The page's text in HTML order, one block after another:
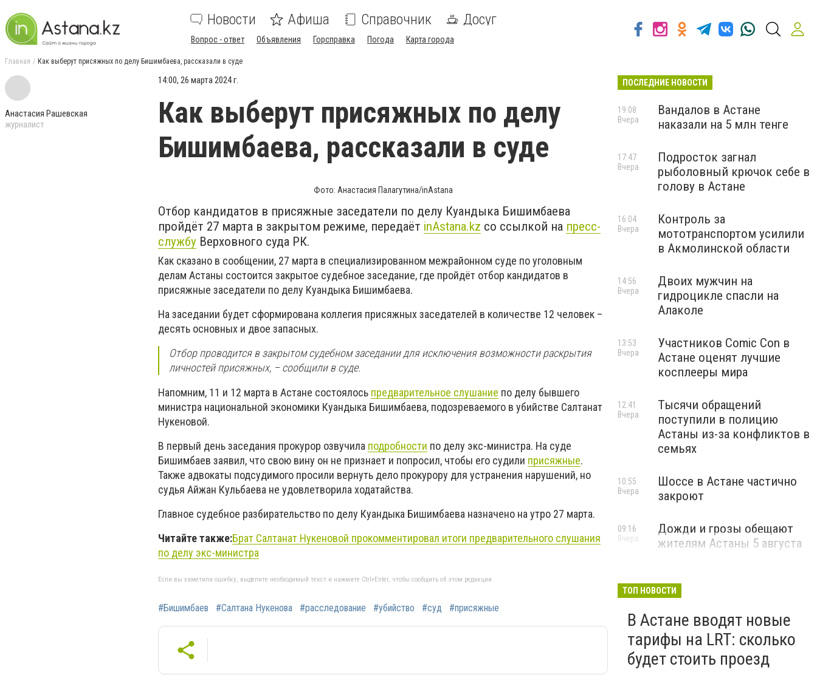
Новости Афиша Справочник Досуг
Вопрос - ответ Объявления Горсправка Погода Карта города
Главная Как выберут присяжных по делу Бишимбаева, рассказали в суде
Анастасия Рашевская
журналист
14:00, 26 марта 2024 г.
Как выберут присяжных по делу
Бишимбаева, рассказали в суде
Фото: Анастасия Палагутина/inAstana
Отбор кандидатов в присяжные заседатели по делу Куандыка Бишимбаева
пройдёт 27 марта в закрытом режиме, передаёт inАstana.kz со ссылкой на пресс-
службу Верховного суда РК.
Как сказано в сообщении, 27 марта в специализированном межрайонном суде по уголовным
делам Астаны состоится закрытое судебное заседание, где пройдёт отбор кандидатов в
присяжные заседатели по делу Куандыка Бишимбаева.
На заседании будет сформирована коллегия присяжных заседателей в количестве 12 человек –
десять основных и двое запасных.
Отбор проводится в закрытом судебном заседании для исключения возможности раскрытия
личностей присяжных, – сообщили в суде.
Напомним, 11 и 12 марта в Астане состоялось предварительное слушание по делу бывшего
министра национальной экономики Куандыка Бишимбаева, подозреваемого в убийстве Салтанат
Нукеновой.
В первый день заседания прокурор озвучила подробности по делу экс-министра. На суде
Бишимбаев заявил, что свою вину он не признает и попросил, чтобы его судили присяжные.
Также адвокаты подсудимого просили вернуть дело прокурору для устранения нарушений, но
судья Айжан Кульбаева не удовлетворила ходатайства.
Главное судебное разбирательство по делу Куандыка Бишимбаева назначено на утро 27 марта.
Читайте также:Брат Салтанат Нукеновой прокомментировал итоги предварительного слушания
по делу экс-министра
Если вы заметили ошибку, выделите необходимый текст и нажмите Ctrl+Enter, чтобы сообщить об этом редакции
#Бишимбаев #Салтана Нукенова #расследование #убийство #суд #присяжные
ПОСЛЕДНИЕ НОВОСТИ
Вандалов в Астане
наказали на 5 млн тенге
19:08
Вчера
Подросток загнал
рыболовный крючок себе в
голову в Астане
17:47
Вчера
Контроль за
мототранспортом усилили
в Акмолинской области
16:04
Вчера
Двоих мужчин на
гидроцикле спасли на
Алаколе
14:56
Вчера
Участников Comic Con в
Астане оценят лучшие
косплееры мира
13:53
Вчера
Тысячи обращений
поступили в полицию
Астаны из-за конфликтов в
семьях
12:41
Вчера
Шоссе в Астане частично
закроют
10:55
Вчера
Дожди и грозы обещают
жителям Астаны 5 августа
09:16
Вчера
ТОП НОВОСТИ
В Астане вводят новые
тарифы на LRT: сколько
будет стоить проезд